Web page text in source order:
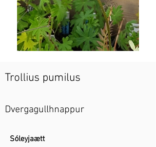
Trollius pumilus
Dvergagullhnappur
Sóleyjaætt